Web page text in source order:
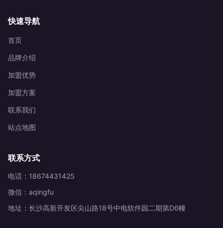
快速导航
首页
品牌介绍
加盟优势
加盟方案
联系我们
站点地图
联系方式
电话：18674431425
微信：aqingfu
地址：长沙高新开发区尖山路18号中电软件园二期第D6幢